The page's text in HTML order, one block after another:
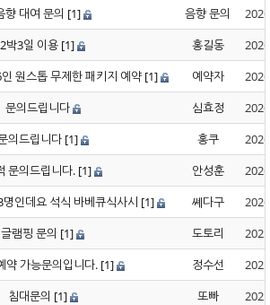
향 대여 문의 [1] 음향 문의
2박3일 이용 [1] 홍길동
원스톱 무제한 패키지 예약 [1] 예약자
문의드립니다 심효정
의드립니다 [1] 홍쿠
문의드립니다. [1] 안성훈
인데요 석식 바베큐식사시 [1] 쎼다구
글램핑 문의 [1] 도토리
약 가능문의입니다. [1] 정수선
침대문의 [1] 또빠